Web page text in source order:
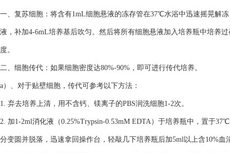
一、复苏细胞：将含有1mL细胞悬液的冻存管在37℃水浴中迅速摇晃解
液，补加4-6mL培养基后吹匀。然后将所有细胞悬液加入培养瓶中培养
度。
二、细胞传代：如果细胞密度达80%-90%，即可进行传代培养。
a）、对于贴壁细胞，传代可参考以下方法：
1. 弃去培养上清，用不含钙、镁离子的PBS润洗细胞1-2次。
2. 加1-2ml消化液（0.25%Trypsin-0.53mM EDTA）于培养瓶中，置于
分变圆并脱落，迅速拿回操作台，轻敲几下培养瓶后加5ml以上含10%血